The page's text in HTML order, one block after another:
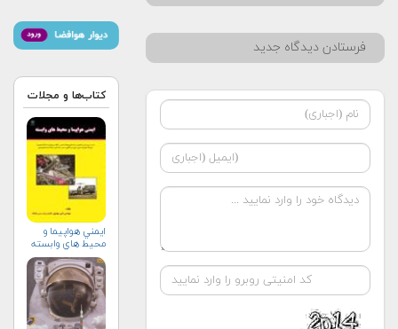
فرستادن دیدگاه جدید
کتاب‌ها و مجلات
ايمني هواپيما و
محيط هاي وابسته